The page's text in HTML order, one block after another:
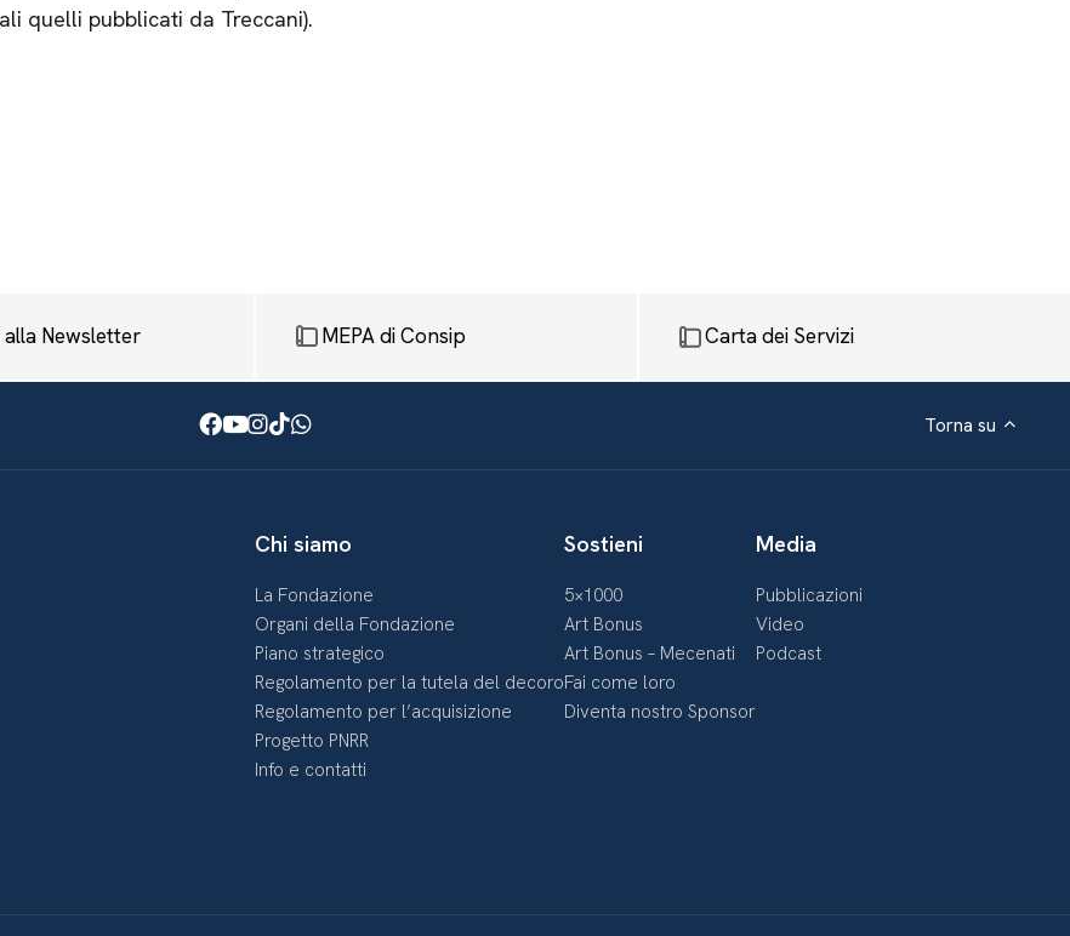
quelli pubblicati da Treccani).
alla Newsletter MEPA di Consip Carta dei Servizi
Facebook
Youtube
Instagram
TikTok
WhatsApp Torna su
Chi siamo
La Fondazione
Organi della Fondazione
Piano strategico
Regolamento per la tutela del decoro
Regolamento per l’acquisizione
Progetto PNRR
Info e contatti
Sostieni
5×1000
Art Bonus
Art Bonus – Mecenati
Fai come loro
Diventa nostro Sponsor
Media
Pubblicazioni
Video
Podcast